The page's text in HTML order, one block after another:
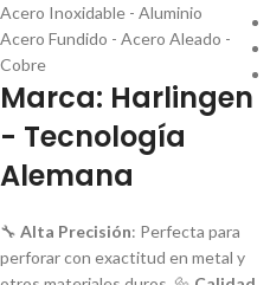
Acero Inoxidable - Aluminio
Acero Fundido - Acero Aleado -
Cobre
Marca: Harlingen
- Tecnología
Alemana
🔧 Alta Precisión: Perfecta para
perforar con exactitud en metal y